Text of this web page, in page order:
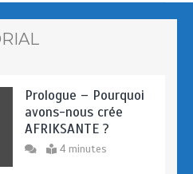
Prologue – Pourquoi
avons-nous crée
AFRIKSANTE ?
4 minutes